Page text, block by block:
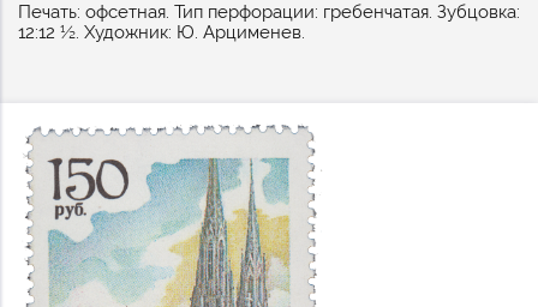
Печать: офсетная. Тип перфорации: гребенчатая. Зубцовка:
12:12 ½. Художник: Ю. Арцименев.